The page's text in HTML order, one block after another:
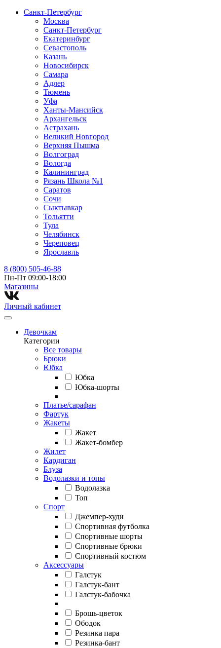
Санкт-Петербург
Москва
Санкт-Петербург
Екатеринбург
Севастополь
Казань
Новосибирск
Самара
Адлер
Тюмень
Уфа
Ханты-Мансийск
Архангельск
Астрахань
Великий Новгород
Верхняя Пышма
Волгоград
Вологда
Калининград
Рязань Школа №1
Саратов
Сочи
Сыктывкар
Тольятти
Тула
Челябинск
Череповец
Ярославль
8 (800) 505-46-88
Пн-Пт 09:00-18:00
Магазины⁠
Личный кабинет
Девочкам
Категории
Все товары
Брюки
Юбка
Юбка
Юбка-шорты
Платье/сарафан
Фартук
Жакеты
Жакет
Жакет-бомбер
Жилет
Кардиган
Блуза
Водолазки и топы
Водолазка
Топ
Спорт
Джемпер-худи
Спортивная футболка
Спортивные шорты
Спортивные брюки
Спортивный костюм
Аксессуары
Галстук
Галстук-бант
Галстук-бабочка
Брошь-цветок
Ободок
Резинка пара
Резинка-бант